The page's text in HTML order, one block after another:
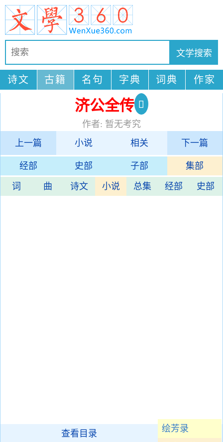
诗文 古籍 名句 字典 词典 作家
济公全传
作者: 暂无考究
上一篇
小说 相关 下一篇
经部 史部 子部 集部
词 曲 诗文 小说 总集 经部 史部
绘芳录
查看目录